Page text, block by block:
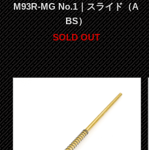
M93R-MG No.1｜スライド（A
BS）
SOLD OUT